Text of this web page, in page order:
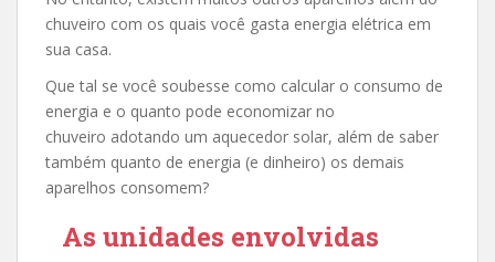
chuveiro com os quais você gasta energia elétrica em
sua casa.
Que tal se você soubesse como calcular o consumo de
energia e o quanto pode economizar no
chuveiro adotando um aquecedor solar, além de saber
também quanto de energia (e dinheiro) os demais
aparelhos consomem?
As unidades envolvidas